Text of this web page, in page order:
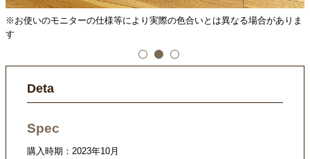
※お使いのモニターの仕様等により実際の色合いとは異なる場合がありま
す
Deta
Spec
購入時期：2023年10月